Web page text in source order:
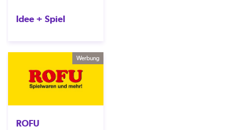
Idee + Spiel
Werbung
ROFU